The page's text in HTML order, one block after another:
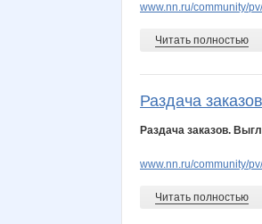
www.nn.ru/community/
Читать полностью
Раздача
Раздача заказов.
www.nn.ru/community/
Читать полностью